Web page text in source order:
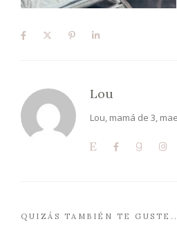
Lou
Lou, mamá de 3,
QUIZÁS TAMBIÉN TE